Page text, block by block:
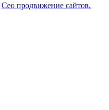
Сео продвижение сайтов.